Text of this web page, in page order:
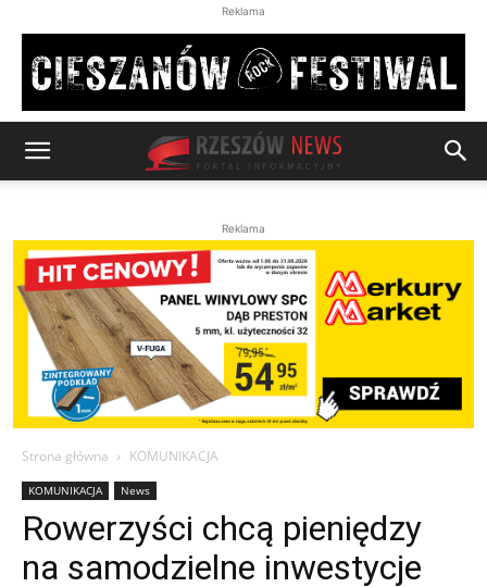
Reklama
Reklama
Strona główna KOMUNIKACJA
KOMUNIKACJA News
Rowerzyści chcą pieniędzy
na samodzielne inwestycje